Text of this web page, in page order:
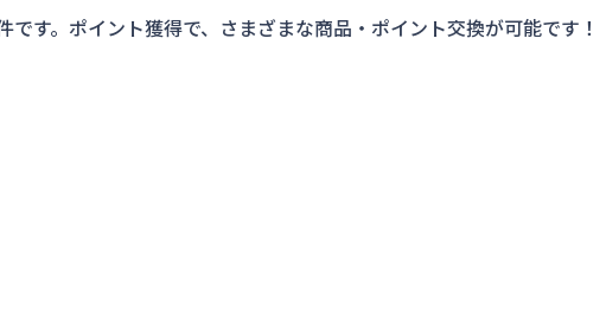
です。ポイント獲得で、さまざまな商品・ポイント交換が可能です！